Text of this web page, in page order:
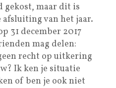
gekost, maar dit is
van het jaar.
31 december 2017
mag delen:
recht op uitkering
Ik ken je situatie
of ben je ook niet